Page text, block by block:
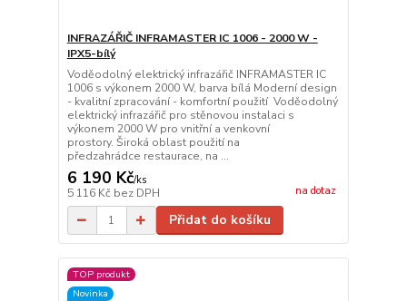
INFRAZÁŘIČ INFRAMASTER IC 1006 - 2000 W -
IPX5-bílý
Voděodolný elektrický infrazářič INFRAMASTER IC
1006 s výkonem 2000 W, barva bílá Moderní design
- kvalitní zpracování - komfortní použití Voděodolný
elektrický infrazářič pro stěnovou instalaci s
výkonem 2000 W pro vnitřní a venkovní
prostory. Široká oblast použití na
předzahrádce restaurace, na ...
6 190 Kč/ks
5 116 Kč bez DPH na dotaz
Přidat do košíku
TOP produkt
Novinka